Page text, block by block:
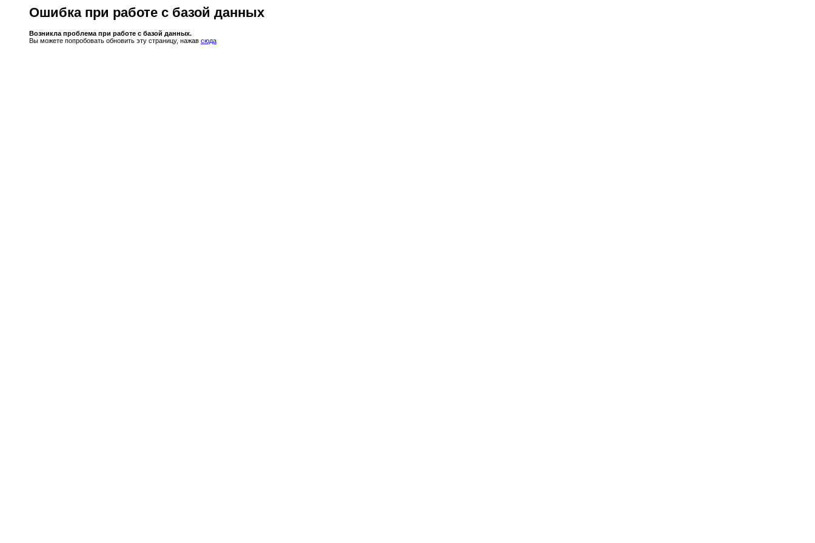
Ошибка при работе с базой данных
Возникла проблема при работе с базой данных.
Вы можете попробовать обновить эту страницу, нажав сюда